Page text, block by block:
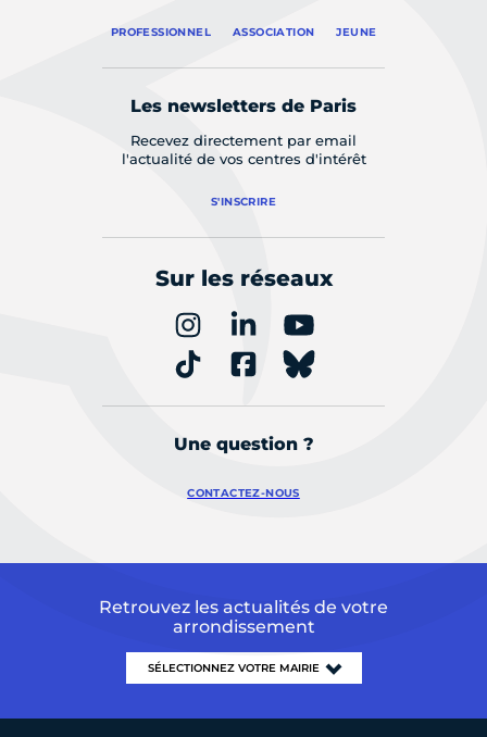
PROFESSIONNEL ASSOCIATION JEUNE
Les newsletters de Paris
Recevez directement par email
l'actualité de vos centres d'intérêt
S'INSCRIRE
Sur les réseaux
Une question ?
CONTACTEZ-NOUS
Retrouvez les actualités de votre
arrondissement